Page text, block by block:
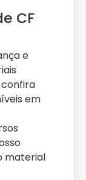
CF
e
em
material